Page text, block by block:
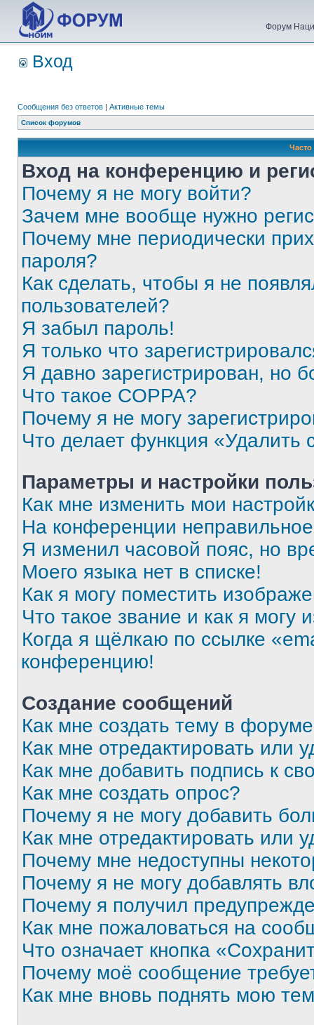
Форум
Вход
Сообщения без ответов | Активные темы
Список форумов
Вход на конференцию и
Почему я не могу войти?
Зачем мне вообще нужно
Почему мне периодически
пароля?
Как сделать, чтобы я не
пользователей?
Я забыл пароль!
Я только что
Я давно зарегистрирован, но
Что такое COPPA?
Почему я не могу
Что делает функция «Удалить
Параметры и настройки
Как мне изменить мои
На конференции
Я изменил часовой пояс, но
Моего языка нет в списке!
Как я могу поместить
Что такое звание и как я могу
Когда я щёлкаю по ссылке
конференцию!
Создание сообщений
Как мне создать тему в
Как мне отредактировать или
Как мне добавить подпись к
Как мне создать опрос?
Почему я не могу добавить
Как мне отредактировать или
Почему мне недоступны
Почему я не могу добавлять
Почему я получил
Как мне пожаловаться на
Что означает кнопка
Почему моё сообщение
Как мне вновь поднять мою